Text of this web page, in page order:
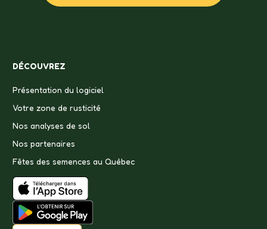
DÉCOUVREZ
Présentation du logiciel
Votre zone de rusticité
Nos analyses de sol
Nos partenaires
Fêtes des semences au Québec